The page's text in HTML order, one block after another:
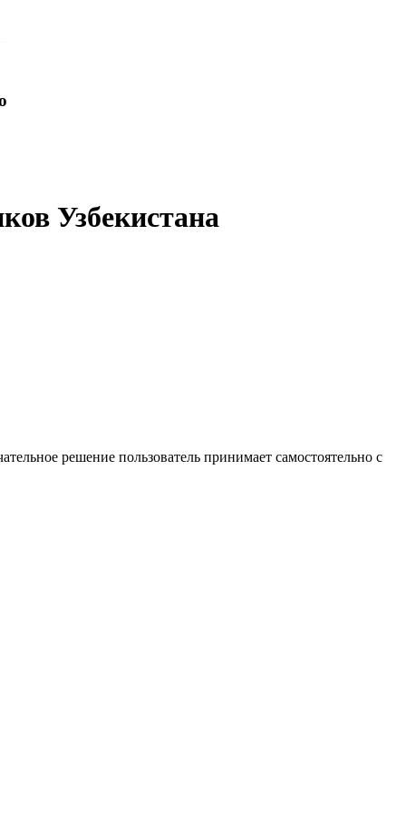
Узбекистана
решение пользователь принимает самостоятельно с